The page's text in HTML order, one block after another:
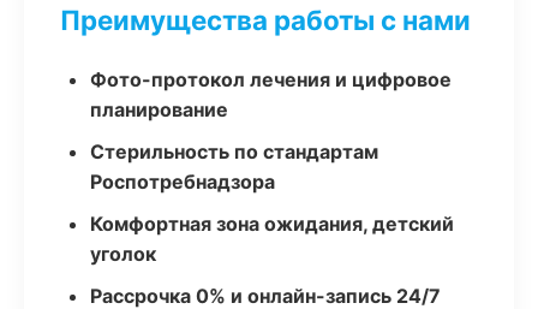
Преимущества работы с нами
Фото-протокол лечения и цифровое
планирование
Стерильность по стандартам
Роспотребнадзора
Комфортная зона ожидания, детский
уголок
Рассрочка 0% и онлайн-запись 24/7